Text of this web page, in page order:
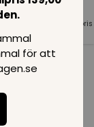
för att
99SEK
Medlemspris